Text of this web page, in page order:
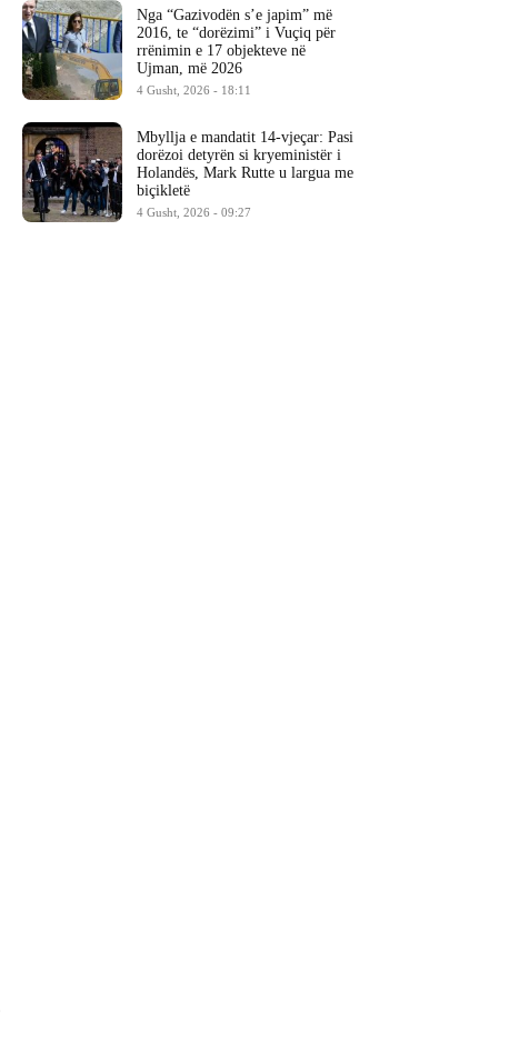
Nga “Gazivodën s’e japim” më
2016, te “dorëzimi” i Vuçiq për
rrënimin e 17 objekteve në
Ujman, më 2026
4 Gusht, 2026 - 18:11
Mbyllja e mandatit 14-vjeçar: Pasi
dorëzoi detyrën si kryeministër i
Holandës, Mark Rutte u largua me
biçikletë
4 Gusht, 2026 - 09:27